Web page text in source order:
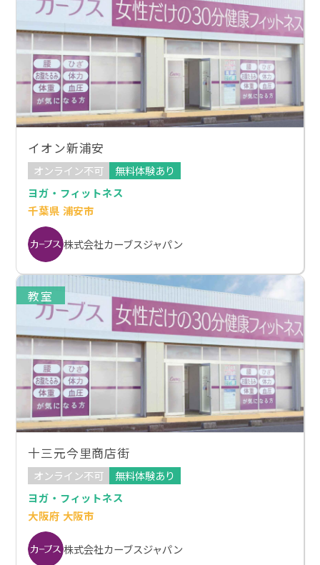
イオン新浦安
オンライン不可
無料体験あり
ヨガ・フィットネス
千葉県 浦安市
株式会社カーブスジャパン
教室
十三元今里商店街
オンライン不可
無料体験あり
ヨガ・フィットネス
大阪府 大阪市
株式会社カーブスジャパン